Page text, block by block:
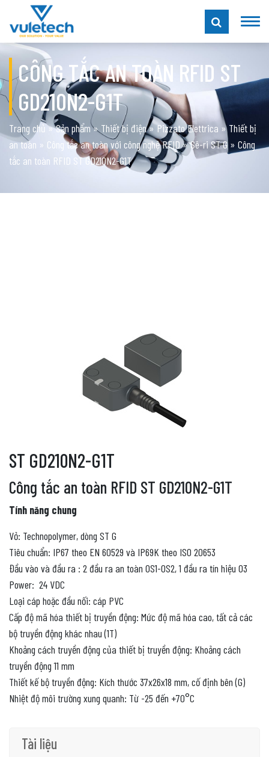
CÔNG TẮC AN TOÀN RFID ST
GD210N2-G1T
Trang chủ»Sản phẩm»Thiết bị điện»Pizzato Elettrica »Thiết bị
an toàn » Công tắc an toàn với công nghệ RFID»Sê-ri ST G» Công
tắc an toàn RFID ST GD210N2-G1T
ST GD210N2-G1T
Công tắc an toàn RFID ST GD210N2-G1T
Tính năng chung
Vỏ: Technopolymer, dòng ST G
Tiêu chuẩn: IP67 theo EN 60529 và IP69K theo ISO 20653
Đầu vào và đầu ra : 2 đầu ra an toàn OS1-OS2, 1 đầu ra tín hiệu O3
Power: 24 VDC
Loại cáp hoặc đầu nối: cáp PVC
Cấp độ mã hóa thiết bị truyền động: Mức độ mã hóa cao, tất cả các
bộ truyền động khác nhau (1T)
Khoảng cách truyền động của thiết bị truyền động: Khoảng cách
truyền động 11 mm
Thiết kế bộ truyền động: Kích thước 37x26x18 mm, cố định bên (G)
Nhiệt độ môi trường xung quanh: Từ -25 đến +70°C
Tài liệu